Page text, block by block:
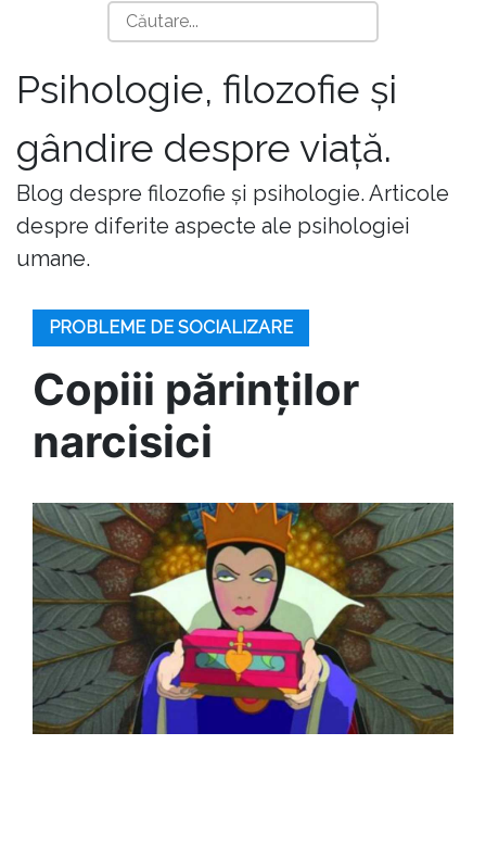
Psihologie, filozofie și
gândire despre viață.
Blog despre filozofie și psihologie. Articole
despre diferite aspecte ale psihologiei
umane.
PROBLEME DE SOCIALIZARE
Copiii părinților
narcisici